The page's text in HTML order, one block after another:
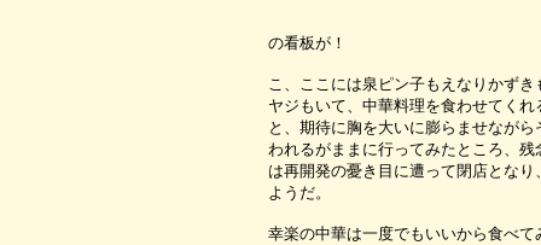
の看板が！
こ、ここには泉ピン子もえなりかず
ヤジもいて、中華料理を食わせてくれ
と、期待に胸を大いに膨らませなが
われるがままに行ってみたところ、残
は再開発の憂き目に遭って閉店とな
ようだ。
幸楽の中華は一度でもいいから食べて